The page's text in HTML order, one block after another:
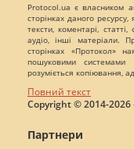
Protocol.ua є власником
сторінках даного
тексти, коментарі,
аудіо, інші матеріали.
сторінках «Протокол»
пошуковими
розуміється копіювання,
Повний текст
Copyright © 2014-2026
Партнери